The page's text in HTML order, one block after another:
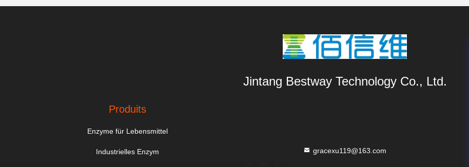
Jintang Bestway Technology Co., Ltd.
Produits
Enzyme für Lebensmittel
Industrielles Enzym gracexu119@163.com